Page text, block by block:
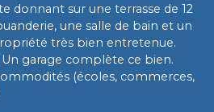
donnant sur une terrasse de 12
une salle de bain et un
très bien entretenue.
garage complète ce bien.
(écoles, commerces,